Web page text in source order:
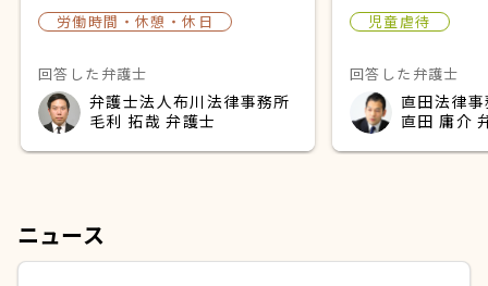
労働時間・休憩・休日
回答した弁護士
弁護士法人布川法律事務所
毛利 拓哉 弁護士
児童虐待
回答した弁護士
直田法律
直田 庸介
ニュース